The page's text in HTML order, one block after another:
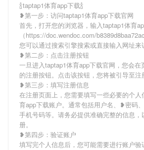
🍾taptap1体育app下载🍾
❥第一步：访问taptap1体育app下载官网
首先，打开您的浏览器，输入taptap1体育
（https://doc.wendoc.com/
您可以通过搜索引擎搜索或直接输入网址来
❥第二步：点击注册按钮
一旦进入taptap1体育app下载官网，您会在
的注册按钮。点击该按钮，您将被引导至注
❥第三步：填写注册信息
在注册页面上，您需要填写一些必要的个人
育app下载账户。通常包括用户名、❥密码
手机号码等。请务必提供准确完整的信息，
册。
❥第四步：验证账户
填写完个人信息后，您可能需要进行账户